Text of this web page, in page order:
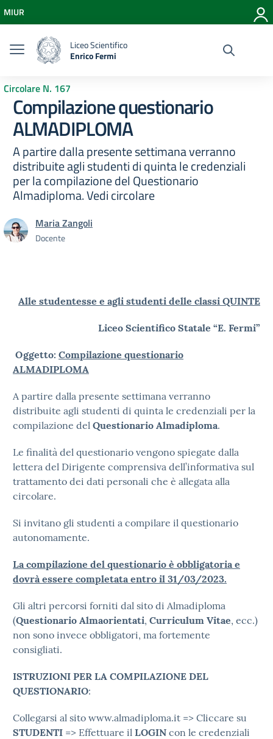
Vai al menu di navigazione
Vai al footer
MIUR
Liceo Scientifico
Enrico Fermi
Circolare N. 167
Compilazione questionario
ALMADIPLOMA
A partire dalla presente settimana verranno
distribuite agli studenti di quinta le credenziali
per la compilazione del Questionario
Almadiploma. Vedi circolare
Maria Zangoli
Docente
Alle studentesse e agli studenti delle classi QUINTE
Liceo Scientifico Statale “E. Fermi”
Oggetto: Compilazione questionario
ALMADIPLOMA
A partire dalla presente settimana verranno
distribuite agli studenti di quinta le credenziali per la
compilazione del Questionario Almadiploma.
Le finalità del questionario vengono spiegate dalla
lettera del Dirigente comprensiva dell’informativa sul
trattamento dei dati personali che è allegata alla
circolare.
Si invitano gli studenti a compilare il questionario
autonomamente.
La compilazione del questionario è obbligatoria e
dovrà essere completata entro il 31/03/2023.
Gli altri percorsi forniti dal sito di Almadiploma
(Questionario Almaorientati, Curriculum Vitae, ecc.)
non sono invece obbligatori, ma fortemente
consigliati.
ISTRUZIONI PER LA COMPILAZIONE DEL
QUESTIONARIO:
Collegarsi al sito www.almadiploma.it => Cliccare su
STUDENTI => Effettuare il LOGIN con le credenziali